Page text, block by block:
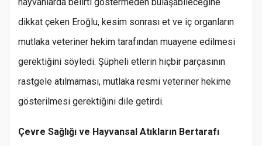
hayvanlarda belirti göstermeden bulaşabileceğine
dikkat çeken Eroğlu, kesim sonrası et ve iç organların
mutlaka veteriner hekim tarafından muayene edilmesi
gerektiğini söyledi. Şüpheli etlerin hiçbir parçasının
rastgele atılmaması, mutlaka resmi veteriner hekime
gösterilmesi gerektiğini dile getirdi.
Çevre Sağlığı ve Hayvansal Atıkların Bertarafı